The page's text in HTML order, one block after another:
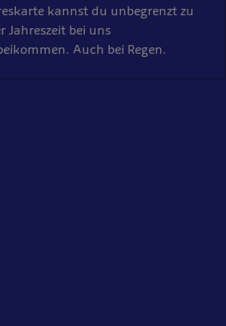
kannst du unbegrenzt zu
Jahreszeit bei uns
Auch bei Regen.